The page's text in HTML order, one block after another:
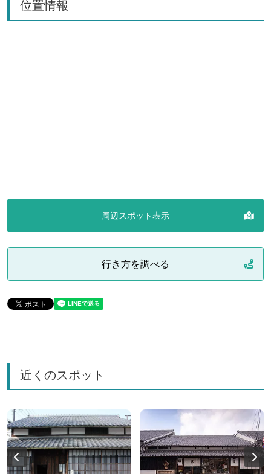
位置情報
周辺スポット表示
行き方を調べる
近くのスポット